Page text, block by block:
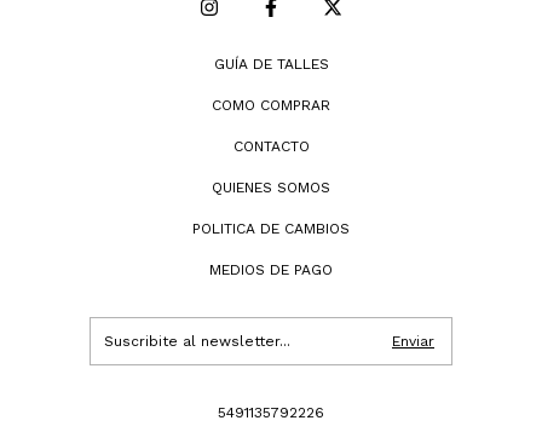
GUÍA DE TALLES
COMO COMPRAR
CONTACTO
QUIENES SOMOS
POLITICA DE CAMBIOS
MEDIOS DE PAGO
5491135792226